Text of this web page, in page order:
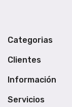
Categorias
Clientes
Información
Servicios